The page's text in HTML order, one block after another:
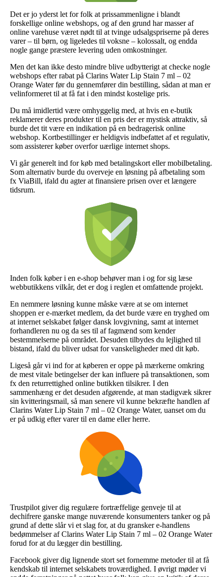
Det er jo yderst let for folk at prissammenligne i blandt
forskellige online webshops, og af den grund har masser af
online varehuse været nødt til at tvinge udsalgspriserne på deres
varer – til børn, og ligeledes til voksne – kolossalt, og endda
nogle gange præstere levering uden omkostninger.
Men det kan ikke desto mindre blive udbytterigt at checke nogle
webshops efter rabat på Clarins Water Lip Stain 7 ml – 02
Orange Water før du gennemfører din bestilling, sådan at man er
velinformeret til at få fat i den mindst kostelige pris.
Du må imidlertid være omhyggelig med, at hvis en e-butik
reklamerer deres produkter til en pris der er mystisk attraktiv, så
burde det tit være en indikation på en bedragerisk online
webshop. Kortbestillinger er heldigvis indbefattet af et regulativ,
som assisterer køber overfor uærlige internet shops.
Vi går generelt ind for køb med betalingskort eller mobilbetaling.
Som alternativ burde du overveje en løsning på afbetaling som
fx ViaBill, ifald du agter at finansiere prisen over et længere
tidsrum.
Inden folk køber i en e-shop behøver man i og for sig læse
webbutikkens vilkår, det er dog i reglen et omfattende projekt.
En nemmere løsning kunne måske være at se om internet
shoppen er e-mærket medlem, da det burde være en tryghed om
at internet selskabet følger dansk lovgivning, samt at internet
forhandleren nu og da ses til af fagmænd som kender
bestemmelserne på området. Desuden tilbydes du lejlighed til
bistand, ifald du bliver udsat for vanskeligheder med dit køb.
Ligeså går vi ind for at køberen er oppe på mærkerne omkring
de mest vitale betingelser der kan influere på transaktionen, som
fx den returrettighed online butikken tilsikrer. I den
sammenhæng er det desuden afgørende, at man stadigvæk sikrer
sin kvitteringsmail, så man senere vil kunne bekræfte handlen af
Clarins Water Lip Stain 7 ml – 02 Orange Water, uanset om du
er på udkig efter varer til en dame eller herre.
Trustpilot giver dig regulære fortræffelige genveje til at
dechifrere ganske mange nuværende konsumenters tanker og på
grund af dette slår vi et slag for, at du gransker e-handlens
bedømmelser af Clarins Water Lip Stain 7 ml – 02 Orange Water
forud for at du lægger din bestilling.
Facebook giver dig lignende stort set fornemme metoder til at få
kendskab til internet selskabets troværdighed. I øvrigt møder vi